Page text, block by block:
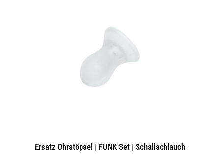
Ersatz Ohrstöpsel | FUNK Set | Schallschlauch